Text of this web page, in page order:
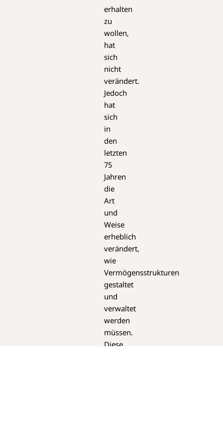
erhalten
zu
wollen,
hat
sich
nicht
verändert.
Jedoch
hat
sich
in
den
letzten
75
Jahren
die
Art
und
Weise
erheblich
verändert,
wie
Vermögensstrukturen
gestaltet
und
verwaltet
werden
müssen.
Diese